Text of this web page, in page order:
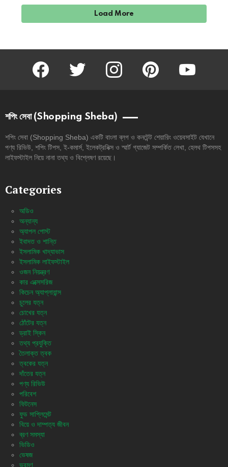
Load More
facebook twitter instagram pinterest youtube
শপিং সেবা (Shopping Sheba)
শপিং সেবা (Shopping Sheba) একটি বাংলা ব্লগ ও কনটেন্ট শেয়ারিং ওয়েবসাইট যেখানে
পণ্য রিভিউ, শপিং টিপস, ই-কমার্স, ইলেকট্রনিক্স ও স্মার্ট গ্যাজেট সম্পর্কিত লেখা, হেলথ টিপসসহ
লাইফস্টাইল নিয়ে নানা তথ্য ও বিশ্লেষণ রয়েছে।
Categories
অডিও
অন্যান্য
অ্যাপল পোস্ট
ইবাদত ও শান্তি
ইসলামিক খাদ্যাভাস
ইসলামিক লাইফস্টাইল
ওজন নিয়ন্ত্রণ
কার এক্সেসরিজ
কিচেন অ্যাপ্লায়ান্স
চুলের যত্ন
চোখের যত্ন
ঠোঁটের যত্ন
ড্রাই স্কিন
তথ্য প্রযুক্তি
তৈলাক্ত ত্বক
ত্বকের যত্ন
দাঁতের যত্ন
পণ্য রিভিউ
পরিবেশ
ফিটনেস
ফুড সাপ্লিমেন্ট
বিয়ে ও দাম্পত্য জীবন
ব্রণ সমস্যা
ভিডিও
ভেষজ
ভ্রমণ